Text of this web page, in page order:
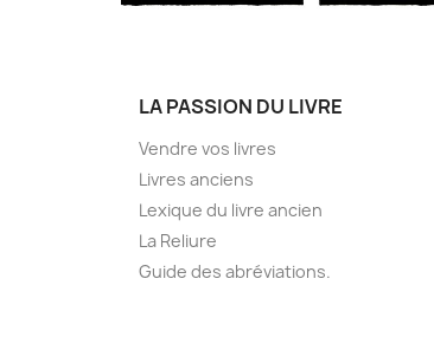
LA PASSION DU LIVRE
Vendre vos livres
Livres anciens
Lexique du livre ancien
La Reliure
Guide des abréviations.